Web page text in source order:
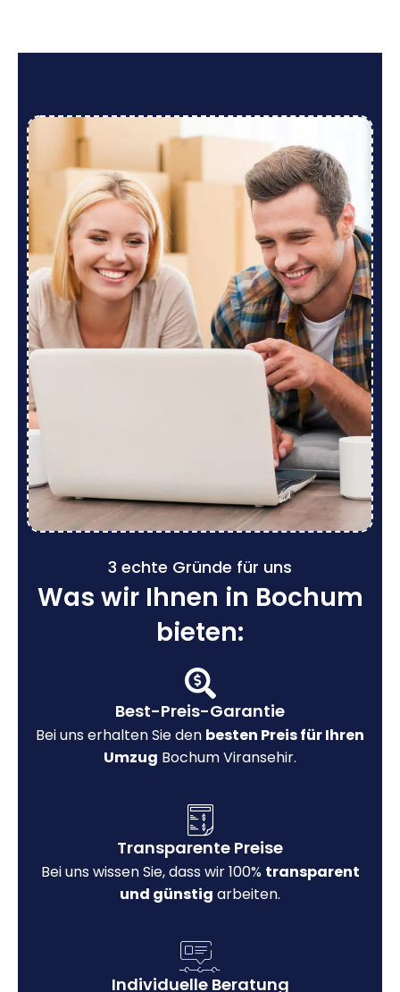
3 echte Gründe für uns
Was wir Ihnen in Bochum
bieten:
Best-Preis-Garantie
Bei uns erhalten Sie den besten Preis für Ihren
Umzug Bochum Viransehir.
Transparente Preise
Bei uns wissen Sie, dass wir 100% transparent
und günstig arbeiten.
Individuelle Beratung